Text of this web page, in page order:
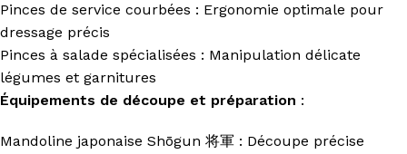
Pinces de service courbées : Ergonomie optimale pour
dressage précis
Pinces à salade spécialisées : Manipulation délicate
légumes et garnitures
Équipements de découpe et préparation :
Mandoline japonaise Shōgun 将軍 : Découpe précise